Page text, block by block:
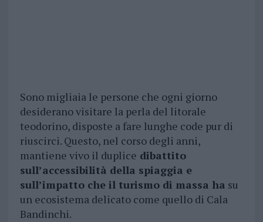
Sono migliaia le persone che ogni giorno
desiderano visitare la perla del litorale
teodorino, disposte a fare lunghe code pur di
riuscirci. Questo, nel corso degli anni,
mantiene vivo il duplice dibattito
sull’accessibilità della spiaggia e
sull’impatto che il turismo di massa ha su
un ecosistema delicato come quello di Cala
Bandinchi.